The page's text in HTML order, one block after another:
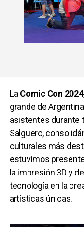
La Comic Con 2024
grande de
asistentes durante
Salguero,
culturales más
estuvimos
la impresión 3D y
tecnología en la
artísticas únicas.